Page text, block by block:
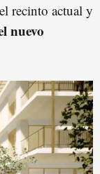
recinto actual y
nuevo